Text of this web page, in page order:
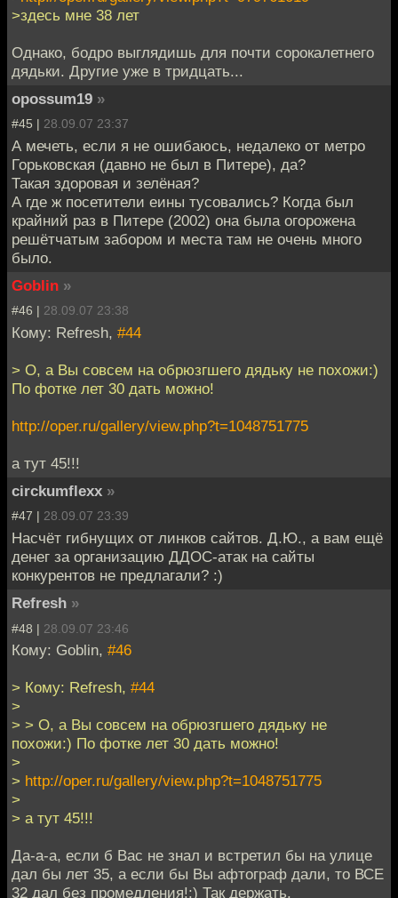
>здесь мне 38 лет
Однако, бодро выглядишь для почти сорокалетнего
дядьки. Другие уже в тридцать...
opossum19 »
#45 | 28.09.07 23:37
А мечеть, если я не ошибаюсь, недалеко от метро
Горьковская (давно не был в Питере), да?
Такая здоровая и зелёная?
А где ж посетители еины тусовались? Когда был
крайний раз в Питере (2002) она была огорожена
решётчатым забором и места там не очень много
было.
Goblin »
#46 | 28.09.07 23:38
Кому: Refresh, #44
> О, а Вы совсем на обрюзгшего дядьку не похожи:)
По фотке лет 30 дать можно!
http://oper.ru/gallery/view.php?t=1048751775
а тут 45!!!
circkumflexx »
#47 | 28.09.07 23:39
Насчёт гибнущих от линков сайтов. Д.Ю., а вам ещё
денег за организацию ДДОС-атак на сайты
конкурентов не предлагали? :)
Refresh »
#48 | 28.09.07 23:46
Кому: Goblin, #46
> Кому: Refresh, #44
>
> > О, а Вы совсем на обрюзгшего дядьку не
похожи:) По фотке лет 30 дать можно!
>
> http://oper.ru/gallery/view.php?t=1048751775
>
> а тут 45!!!
Да-а-а, если б Вас не знал и встретил бы на улице
дал бы лет 35, а если бы Вы афтограф дали, то ВСЕ
32 дал без промедления!:) Так держать.